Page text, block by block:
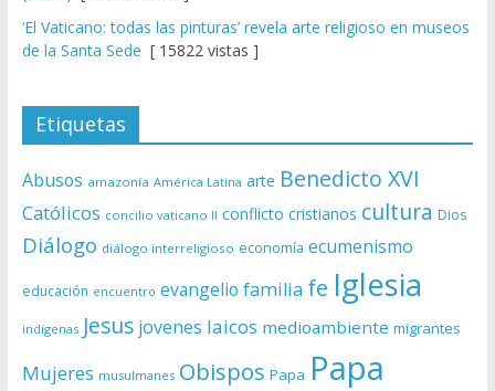
‘El Vaticano: todas las pinturas’ revela arte religioso en museos
de la Santa Sede [ 15822 vistas ]
Etiquetas
Abusos amazonía América Latina arte Benedicto XVI
Católicos concilio vaticano II conflicto cristianos cultura Dios
Diálogo diálogo interreligioso economía ecumenismo
educación encuentro evangelio familia fe Iglesia
indígenas Jesus jovenes laicos medioambiente migrantes
Mujeres musulmanes Obispos Papa Papa